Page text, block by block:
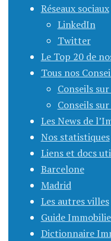
Réseaux sociaux
LinkedIn
Twitter
Le Top 20 de
Tous nos
Conseils
Conseils
Les News de
Nos statistiques
Liens et docs
Barcelone
Madrid
Les autres villes
Guide
Dictionnaire